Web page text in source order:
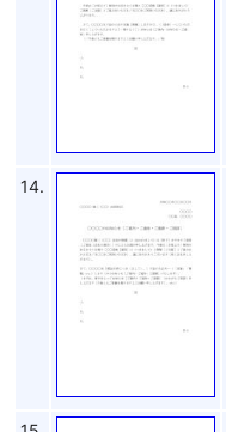
14.